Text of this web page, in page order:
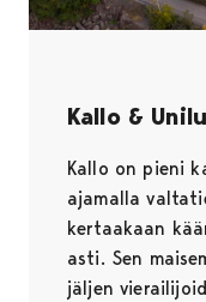
Kallo &
Kallo on pieni
ajamalla
kertaakaan
asti. Sen
jäljen